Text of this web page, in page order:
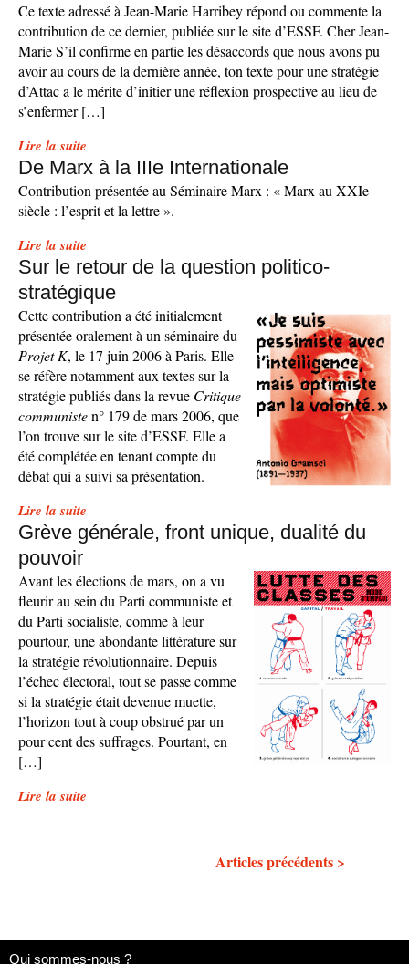
Ce texte adressé à Jean-Marie Harribey répond ou commente la
contribution de ce dernier, publiée sur le site d’ESSF. Cher Jean-
Marie S’il confirme en partie les désaccords que nous avons pu
avoir au cours de la dernière année, ton texte pour une stratégie
d’Attac a le mérite d’initier une réflexion prospective au lieu de
s’enfermer […]
Lire la suite
De Marx à la IIIe Internationale
Contribution présentée au Séminaire Marx : « Marx au XXIe
siècle : l’esprit et la lettre ».
Lire la suite
Sur le retour de la question politico-
stratégique
Cette contribution a été initialement
présentée oralement à un séminaire du
Projet K, le 17 juin 2006 à Paris. Elle
se réfère notamment aux textes sur la
stratégie publiés dans la revue Critique
communisten° 179 de mars 2006, que
l’on trouve sur le site d’ESSF. Elle a
été complétée en tenant compte du
débat qui a suivi sa présentation.
Lire la suite
Grève générale, front unique, dualité du
pouvoir
Avant les élections de mars, on a vu
fleurir au sein du Parti communiste et
du Parti socialiste, comme à leur
pourtour, une abondante littérature sur
la stratégie révolutionnaire. Depuis
l’échec électoral, tout se passe comme
si la stratégie était devenue muette,
l’horizon tout à coup obstrué par un
pour cent des suffrages. Pourtant, en
[…]
Lire la suite
Articles précédents >
Qui sommes-nous ?